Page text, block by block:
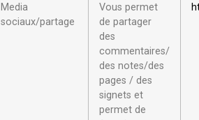
Media
sociaux/partage
Vous permet
de partager
des
commentaires/
des notes/des
pages / des
signets et
permet de